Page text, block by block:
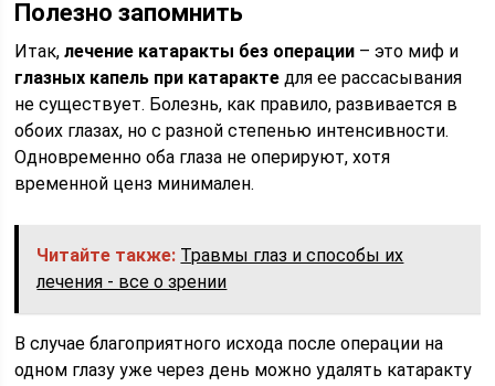
Полезно запомнить
Итак,лечение катаракты без операции – это миф и
глазных капель при катаракте для ее рассасывания
не существует. Болезнь, как правило, развивается в
обоих глазах, но с разной степенью интенсивности.
Одновременно оба глаза не оперируют, хотя
временной ценз минимален.
Читайте также: Травмы глаз и способы их
лечения - все о зрении
В случае благоприятного исхода после операции на
одном глазу уже через день можно удалять катаракту